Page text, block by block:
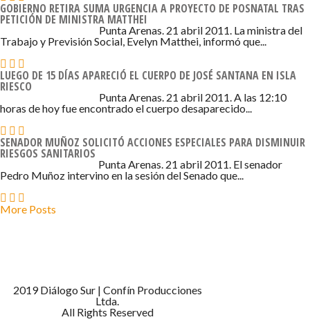
GOBIERNO RETIRA SUMA URGENCIA A PROYECTO DE POSNATAL TRAS
PETICIÓN DE MINISTRA MATTHEI
Punta Arenas. 21 abril 2011. La ministra del
Trabajo y Previsión Social, Evelyn Matthei, informó que...
LUEGO DE 15 DÍAS APARECIÓ EL CUERPO DE JOSÉ SANTANA EN ISLA
RIESCO
Punta Arenas. 21 abril 2011. A las 12:10
horas de hoy fue encontrado el cuerpo desaparecido...
SENADOR MUÑOZ SOLICITÓ ACCIONES ESPECIALES PARA DISMINUIR
RIESGOS SANITARIOS
Punta Arenas. 21 abril 2011. El senador
Pedro Muñoz intervino en la sesión del Senado que...
More Posts
2019 Diálogo Sur | Confín Producciones
Ltda.
All Rights Reserved